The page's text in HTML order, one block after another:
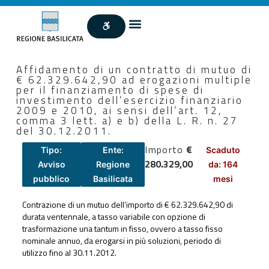
Affidamento di un contratto di mutuo di
€ 62.329.642,90 ad erogazioni multiple
per il finanziamento di spese di
investimento dell’esercizio finanziario
2009 e 2010, ai sensi dell’art. 12,
comma 3 lett. a) e b) della L. R. n. 27
del 30.12.2011.
Tipo:
Avviso
pubblico
Ente:
Regione
Basilicata
Importo €
280.329,00
Scaduto
da: 164
mesi
Contrazione di un mutuo dell’importo di € 62.329.642,90 di
durata ventennale, a tasso variabile con opzione di
trasformazione una tantum in fisso, ovvero a tasso fisso
nominale annuo, da erogarsi in più soluzioni, periodo di
utilizzo fino al 30.11.2012.